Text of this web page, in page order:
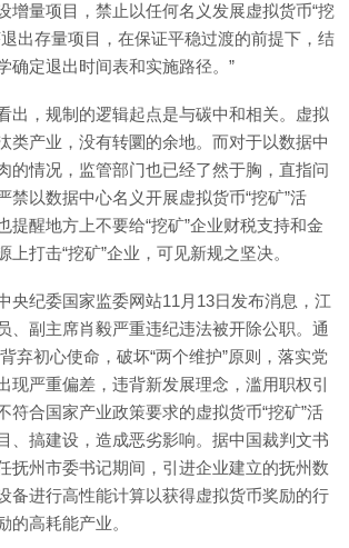
增量项目，禁止以任何名义发展虚拟货币“挖
出存量项目，在保证平稳过渡的前提下，结
确定退出时间表和实施路径。”
出，规制的逻辑起点是与碳中和相关。虚拟
类产业，没有转圜的余地。而对于以数据中
的情况，监管部门也已经了然于胸，直指问
禁以数据中心名义开展虚拟货币“挖矿”活
提醒地方上不要给“挖矿”企业财税支持和金
上打击“挖矿”企业，可见新规之坚决。
央纪委国家监委网站11月13日发布消息，江
、副主席肖毅严重违纪违法被开除公职。通
弃初心使命，破坏“两个维护”原则，落实党
现严重偏差，违背新发展理念，滥用职权引
符合国家产业政策要求的虚拟货币“挖矿”活
、搞建设，造成恶劣影响。据中国裁判文书
抚州市委书记期间，引进企业建立的抚州数
备进行高性能计算以获得虚拟货币奖励的行
的高耗能产业。